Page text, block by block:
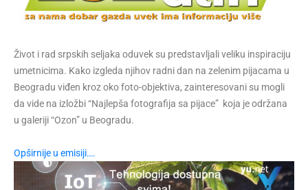
Život i rad srpskih seljaka oduvek su predstavljali veliku inspiraciju
umetnicima. Kako izgleda njihov radni dan na zelenim pijacama u
Beogradu viđen kroz oko foto-objektiva, zainteresovani su mogli
da vide na izložbi “Najlepša fotografija sa pijace” koja je održana
u galeriji “Ozon” u Beogradu.
Opširnije u emisiji….